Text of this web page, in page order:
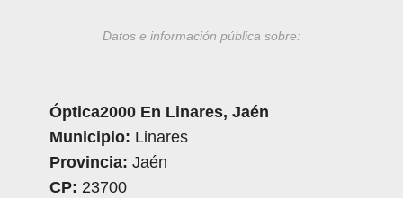
Datos e información pública sobre:
Óptica2000 En Linares, Jaén
Municipio: Linares
Provincia: Jaén
CP: 23700